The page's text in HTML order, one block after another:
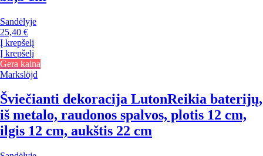
Sandėlyje
25,40 €
Į krepšelį
Į krepšelį
Gera kaina
Markslöjd
Šviečianti dekoracija LutonReikia baterijų,
iš metalo, raudonos spalvos, plotis 12 cm,
ilgis 12 cm, aukštis 22 cm